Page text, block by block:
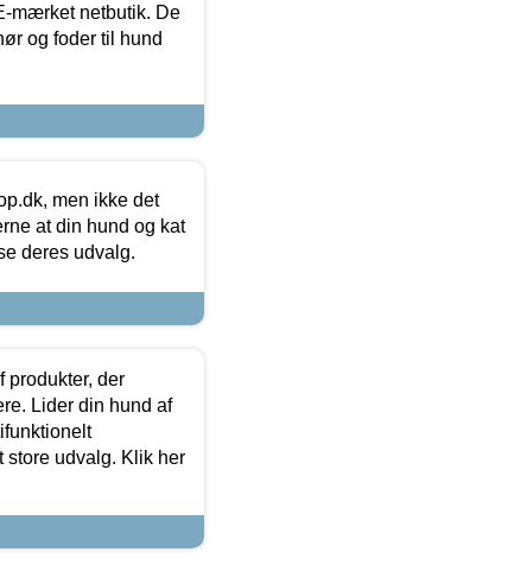
mærket netbutik. De
og foder til hund
men ikke det
at din hund og kat
deres udvalg.
produkter, der
Lider din hund af
store udvalg. Klik her